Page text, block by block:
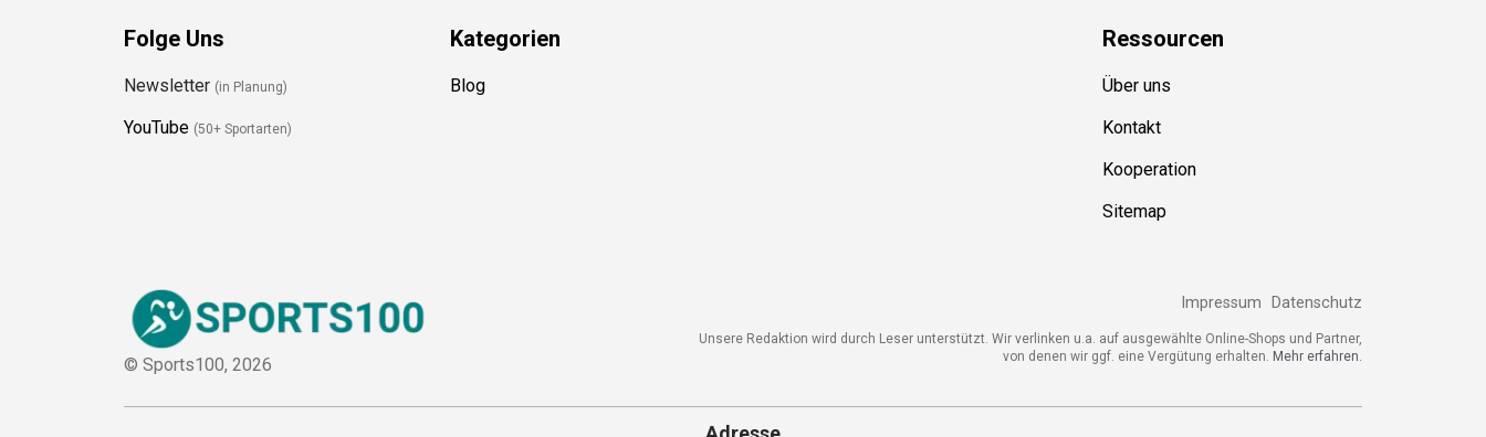
Folge Uns
Newsletter (in Planung)
YouTube (50+ Sportarten)
Kategorien
Blog
Ressourcen
Über uns
Kontakt
Kooperation
Sitemap
© Sports100, 2026
Impressum Datenschutz
Unsere Redaktion wird durch Leser unterstützt. Wir verlinken u.a. auf ausgewählte Online-Shops und Partner,
von denen wir ggf. eine Vergütung erhalten. Mehr erfahren.